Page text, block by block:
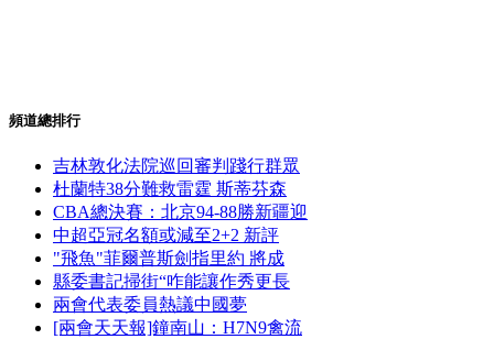
頻道總排行
吉林敦化法院巡回審判踐行群眾
杜蘭特38分難救雷霆 斯蒂芬森
CBA總決賽：北京94-88勝新疆迎
中超亞冠名額或減至2+2 新評
"飛魚"菲爾普斯劍指里約 將成
縣委書記掃街“咋能讓作秀更長
兩會代表委員熱議中國夢
[兩會天天報]鐘南山：H7N9禽流